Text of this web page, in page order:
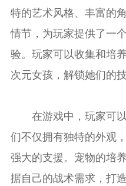
特的艺术风格、丰富的
情节，为玩家提供了一
验。玩家可以收集和培
次元女孩，解锁她们的
在游戏中，玩家可以
们不仅拥有独特的外观
强大的支援。宠物的培
据自己的战术需求，打